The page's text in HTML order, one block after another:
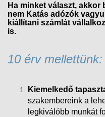
Ha minket választ,
nem Katás adózók
kiállítani számlát
is.
10 érv mellettünk:
Kiemelkedő
szakembereink a
legkiválóbb munkát